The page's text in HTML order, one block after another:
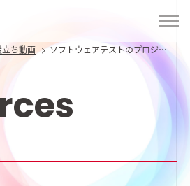
立ち動画
ソフトウェアテストのプロジェ
クト・マネジメント（PM） 講